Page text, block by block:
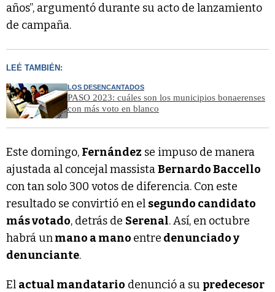
años”, argumentó durante su acto de lanzamiento
de campaña.
LEÉ TAMBIÉN:
LOS DESENCANTADOS
PASO 2023: cuáles son los municipios bonaerenses
con más voto en blanco
Este domingo, Fernández se impuso de manera
ajustada al concejal massistaBernardo Baccello
con tan solo 300 votos de diferencia. Con este
resultado se convirtió en el segundo candidato
más votado, detrás de Serenal. Así, en octubre
habrá unmano a mano entre denunciado y
denunciante.
El actual mandatario denunció a su predecesor